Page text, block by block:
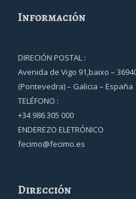
Información
DIRECIÓN POSTAL :
Avenida de Vigo 91,baixo –
(Pontevedra) – Galicia – España
TELÉFONO :
+34 986 305 000
ENDEREZO ELETRÓNICO
fecimo@fecimo.es
Dirección